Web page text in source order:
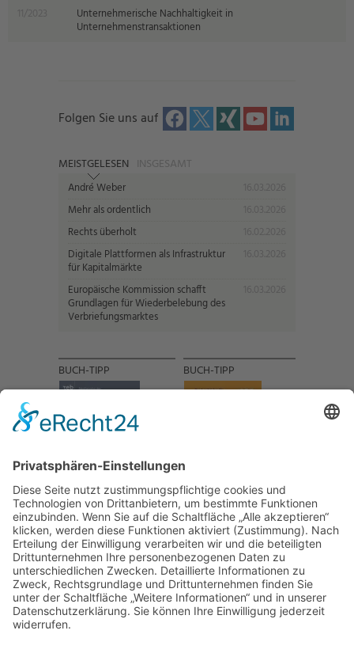
Unternehmerische Nachhaltigkeit in
Unternehmenstransaktionen
Folgen Sie uns auf
MEISTGELESEN INSGESAMT
André Weber
Mehr als ordentlich
Rechts überholt
Digitale Plattformen als Infrastruktur
für Kapitalmärkte
Europäische Kommission schafft
Grundlagen für Wiederbelebung des
Verbriefungsmarktes
BUCH-TIPP BUCH-TIPP